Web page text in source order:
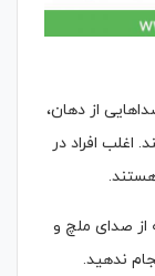
از دهان،
اغلب افراد در
از صدای ملچ و
ندهید.